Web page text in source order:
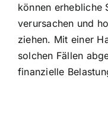
können erhebliche
verursachen und
ziehen. Mit einer
solchen Fällen
finanzielle